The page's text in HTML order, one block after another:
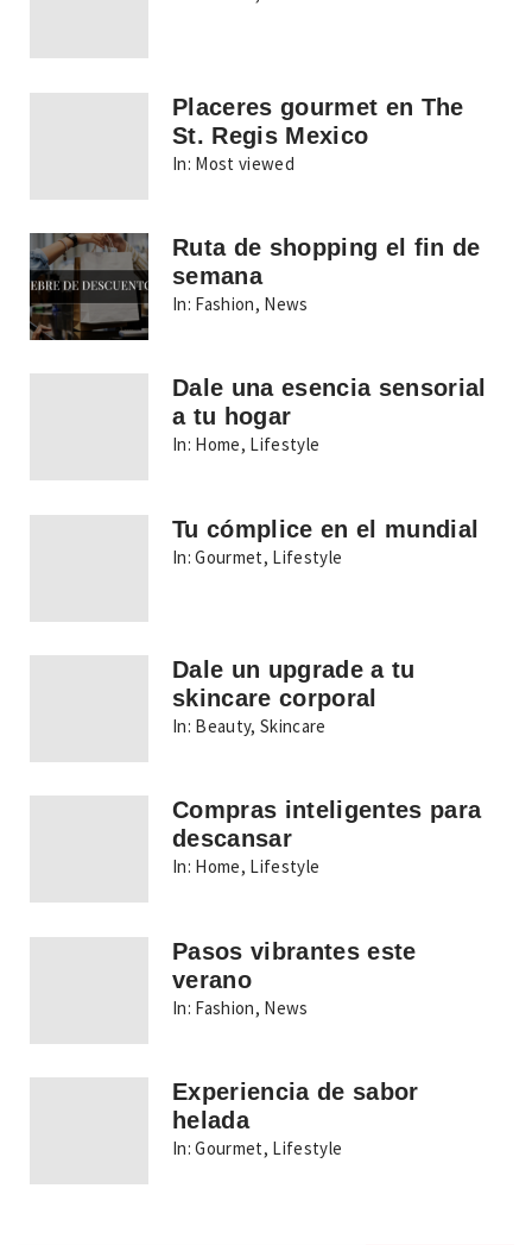
Placeres gourmet en The
St. Regis Mexico
In: Most viewed
Ruta de shopping el fin de
semana
In: Fashion, News
Dale una esencia sensorial
a tu hogar
In: Home, Lifestyle
Tu cómplice en el mundial
In: Gourmet, Lifestyle
Dale un upgrade a tu
skincare corporal
In: Beauty,Skincare
Compras inteligentes para
descansar
In: Home, Lifestyle
Pasos vibrantes este
verano
In: Fashion, News
Experiencia de sabor
helada
In: Gourmet, Lifestyle